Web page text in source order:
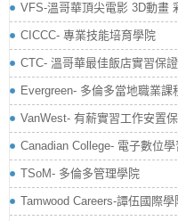
VFS-溫哥華頂尖電影 3D動畫
CICCC- 專業技能培育學院
CTC- 溫哥華最佳飯店實習保證
Evergreen- 多倫多當地職業課
VanWest- 有薪實習工作安置
Canadian College- 電子數位學
TSoM- 多倫多管理學院
Tamwood Careers-譚伍國際學